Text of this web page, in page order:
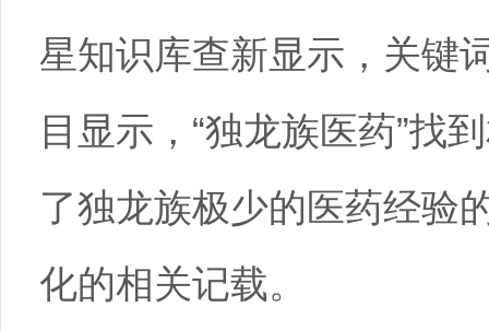
星知识库查新显示，关键
目显示，“独龙族医药”找
了独龙族极少的医药经验
化的相关记载。